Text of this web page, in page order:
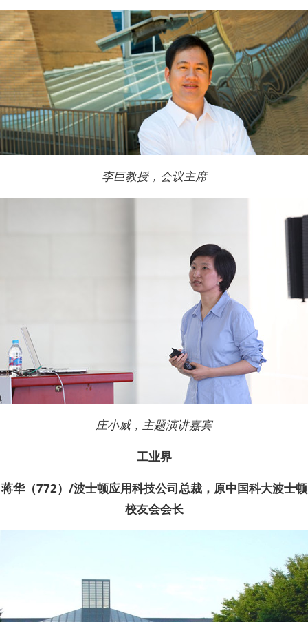
李巨教授，会议主席
庄小威，主题演讲嘉宾
工业界
蒋华（772）/波士顿应用科技公司总裁，原中国科大波士顿
校友会会长